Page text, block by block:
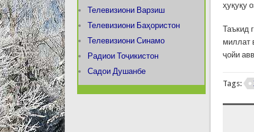
ҳуқуқу
Таъкид
миллат
ҷойи
Tags:
Телевизиони Варзиш
Телевизиони Баҳористон
Телевизиони Синамо
Радиои Тоҷикистон
Садои Душанбе